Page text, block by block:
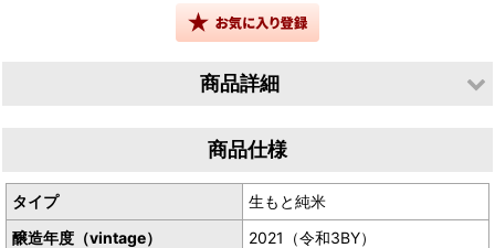
商品詳細
商品仕様
タイプ
生もと純米
醸造年度（vintage）
2021（令和3BY）